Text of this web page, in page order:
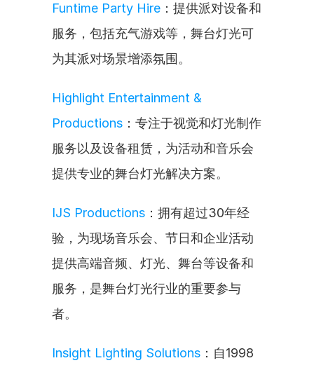
Funtime Party Hire ：提供派对设备和
服务，包括充气游戏等，舞台灯光可
为其派对场景增添氛围。
Highlight Entertainment &
Productions ：专注于视觉和灯光制作
服务以及设备租赁，为活动和音乐会
提供专业的舞台灯光解决方案。
IJS Productions ：拥有超过30年经
验，为现场音乐会、节日和企业活动
提供高端音频、灯光、舞台等设备和
服务，是舞台灯光行业的重要参与
者。
Insight Lighting Solutions ：自1998